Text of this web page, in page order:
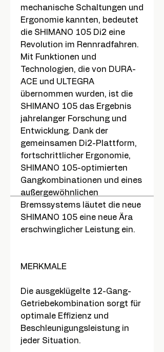
mechanische Schaltungen und
Ergonomie kannten, bedeutet
die SHIMANO 105 Di2 eine
Revolution im Rennradfahren.
Mit Funktionen und
Technologien, die von DURA-
ACE und ULTEGRA
übernommen wurden, ist die
SHIMANO 105 das Ergebnis
jahrelanger Forschung und
Entwicklung. Dank der
gemeinsamen Di2-Plattform,
fortschrittlicher Ergonomie,
SHIMANO 105-optimierten
Gangkombinationen und eines
außergewöhnlichen
Bremssystems läutet die neue
SHIMANO 105 eine neue Ära
erschwinglicher Leistung ein.
MERKMALE
Die ausgeklügelte 12-Gang-
Getriebekombination sorgt für
optimale Effizienz und
Beschleunigungsleistung in
jeder Situation.